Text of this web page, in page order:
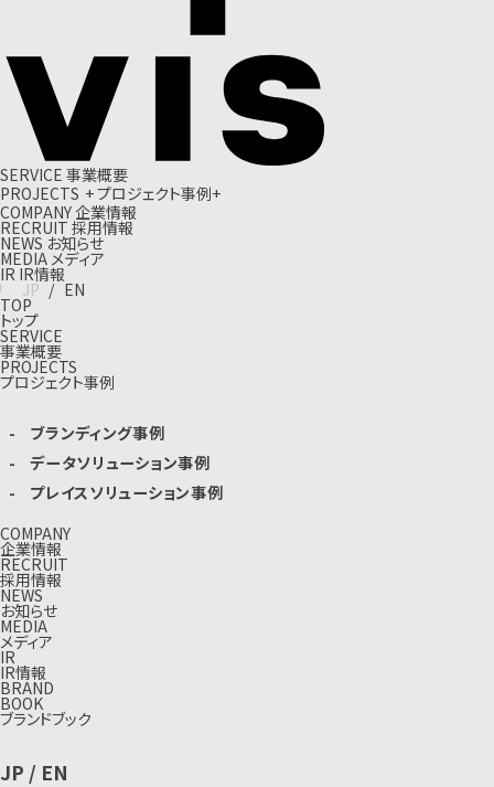
SERVICE 事業概要
PROJECTS +プロジェクト事例+
COMPANY企業情報
RECRUIT 採用情報
NEWS お知らせ
MEDIA メディア
IR IR情報
JP / EN
TOP
トップ
SERVICE
事業概要
PROJECTS
プロジェクト事例
ブランディング事例
データソリューション事例
プレイスソリューション事例
COMPANY
企業情報
RECRUIT
採用情報
NEWS
お知らせ
MEDIA
メディア
IR
IR情報
BRAND
BOOK
ブランドブック
JP / EN